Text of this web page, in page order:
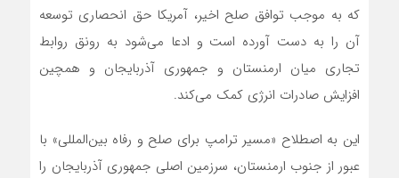
که به موجب توافق صلح اخیر، آمریکا حق انحصاری توسعه
آن را به دست آورده است و ادعا می‌شود به رونق روابط
تجاری میان ارمنستان و جمهوری آذربایجان و همچین
افزایش صادرات انرژی کمک می‌کند.
این به اصطلاح «مسیر ترامپ برای صلح و رفاه بین‌المللی» با
عبور از جنوب ارمنستان، سرزمین اصلی جمهوری آذربایجان را